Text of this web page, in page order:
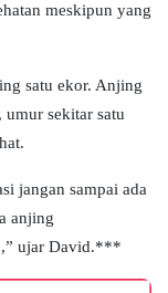
meskipun yang
satu ekor. Anjing
sekitar satu
jangan sampai ada
anjing
ujar David.***